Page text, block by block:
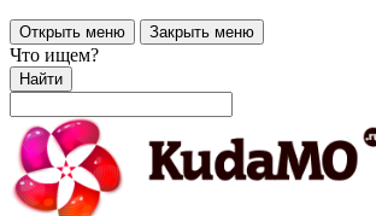
Открыть меню Закрыть меню
Что ищем?
Найти